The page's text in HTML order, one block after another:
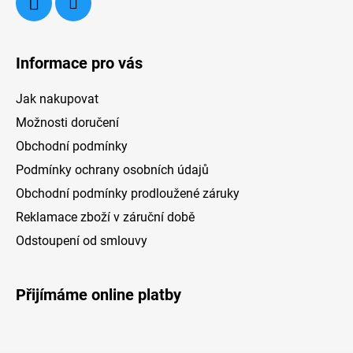
Informace pro vás
Jak nakupovat
Možnosti doručení
Obchodní podmínky
Podmínky ochrany osobních údajů
Obchodní podmínky prodloužené záruky
Reklamace zboží v záruční době
Odstoupení od smlouvy
Přijímáme online platby